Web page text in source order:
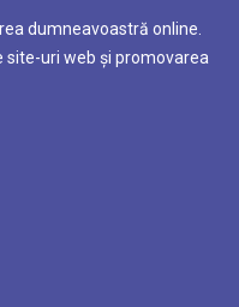
dumneavoastră online.
uri web și promovarea